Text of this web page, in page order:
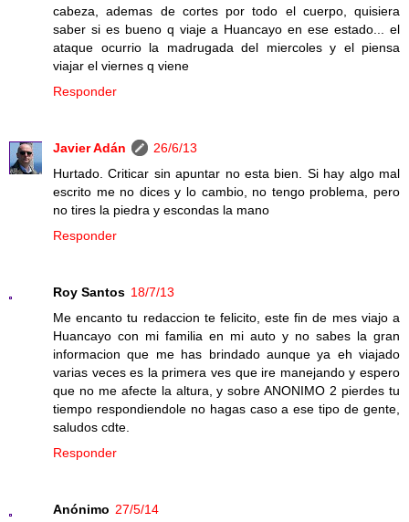
cabeza, ademas de cortes por todo el cuerpo, quisiera
saber si es bueno q viaje a Huancayo en ese estado... el
ataque ocurrio la madrugada del miercoles y el piensa
viajar el viernes q viene
Responder
Javier Adán
26/6/13
Hurtado. Criticar sin apuntar no esta bien. Si hay algo mal
escrito me no dices y lo cambio, no tengo problema, pero
no tires la piedra y escondas la mano
Responder
Roy Santos 18/7/13
Me encanto tu redaccion te felicito, este fin de mes viajo a
Huancayo con mi familia en mi auto y no sabes la gran
informacion que me has brindado aunque ya eh viajado
varias veces es la primera ves que ire manejando y espero
que no me afecte la altura, y sobre ANONIMO 2 pierdes tu
tiempo respondiendole no hagas caso a ese tipo de gente,
saludos cdte.
Responder
Anónimo 27/5/14